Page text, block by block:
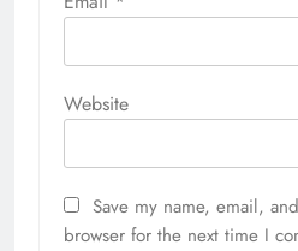
Website
Save my name, email,
browser for the next time I